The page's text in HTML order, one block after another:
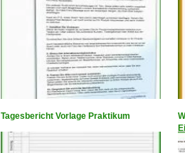
Tagesbericht Vorlage Praktikum